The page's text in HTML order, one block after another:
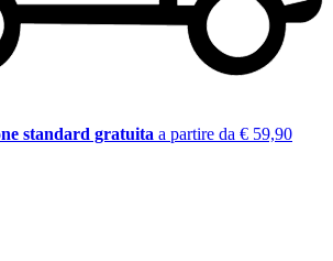
standard gratuita a partire da € 59,90